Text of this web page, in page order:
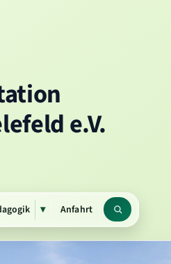
e.V.
▾Untermenü
Anfahrt Suchbegriff